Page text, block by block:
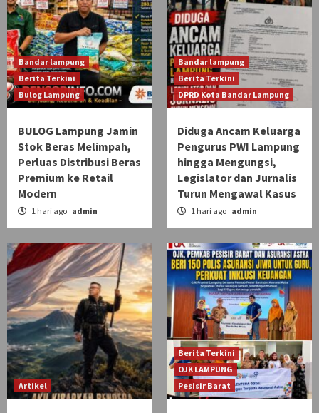
Bandar lampung
Berita Terkini
Bulog Lampung
BULOG Lampung Jamin
Stok Beras Melimpah,
Perluas Distribusi Beras
Premium ke Retail
Modern
1 hari ago admin
Bandar lampung
Berita Terkini
DPRD Kota Bandar Lampung
Diduga Ancam Keluarga
Pengurus PWI Lampung
hingga Mengungsi,
Legislator dan Jurnalis
Turun Mengawal Kasus
1 hari ago admin
Artikel
Berita Terkini
OJK LAMPUNG
Pesisir Barat